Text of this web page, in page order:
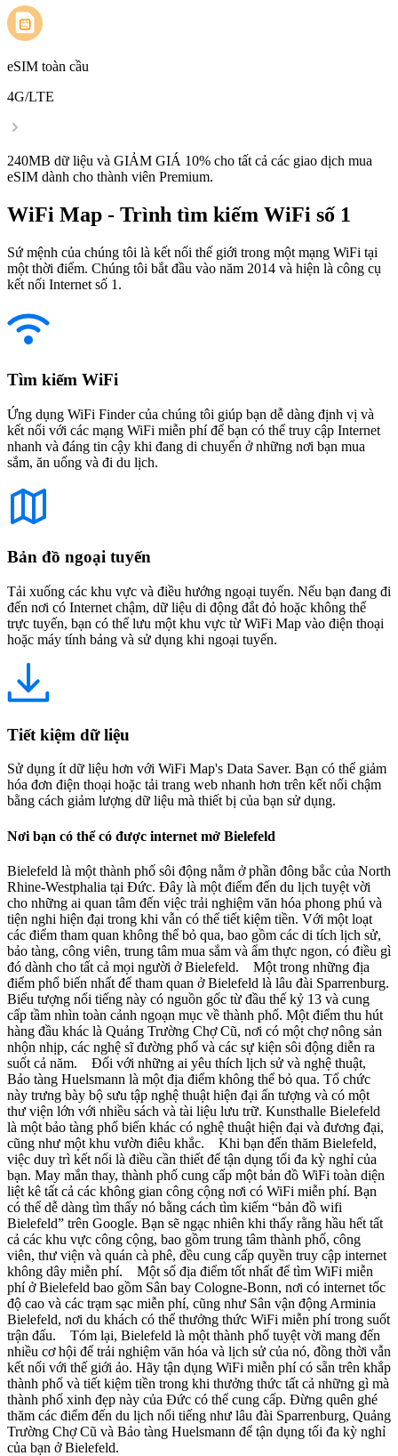
eSIM toàn cầu
4G/LTE
240MB dữ liệu và GIẢM GIÁ 10% cho tất cả các giao dịch mua
eSIM dành cho thành viên Premium.
WiFi Map - Trình tìm kiếm WiFi số 1
Sứ mệnh của chúng tôi là kết nối thế giới trong một mạng WiFi tại
một thời điểm. Chúng tôi bắt đầu vào năm 2014 và hiện là công cụ
kết nối Internet số 1.
Tìm kiếm WiFi
Ứng dụng WiFi Finder của chúng tôi giúp bạn dễ dàng định vị và
kết nối với các mạng WiFi miễn phí để bạn có thể truy cập Internet
nhanh và đáng tin cậy khi đang di chuyển ở những nơi bạn mua
sắm, ăn uống và đi du lịch.
Bản đồ ngoại tuyến
Tải xuống các khu vực và điều hướng ngoại tuyến. Nếu bạn đang đi
đến nơi có Internet chậm, dữ liệu di động đắt đỏ hoặc không thể
trực tuyến, bạn có thể lưu một khu vực từ WiFi Map vào điện thoại
hoặc máy tính bảng và sử dụng khi ngoại tuyến.
Tiết kiệm dữ liệu
Sử dụng ít dữ liệu hơn với WiFi Map's Data Saver. Bạn có thể giảm
hóa đơn điện thoại hoặc tải trang web nhanh hơn trên kết nối chậm
bằng cách giảm lượng dữ liệu mà thiết bị của bạn sử dụng.
Nơi bạn có thể có được internet mở Bielefeld
Bielefeld là một thành phố sôi động nằm ở phần đông bắc của North
Rhine-Westphalia tại Đức. Đây là một điểm đến du lịch tuyệt vời
cho những ai quan tâm đến việc trải nghiệm văn hóa phong phú và
tiện nghi hiện đại trong khi vẫn có thể tiết kiệm tiền. Với một loạt
các điểm tham quan không thể bỏ qua, bao gồm các di tích lịch sử,
bảo tàng, công viên, trung tâm mua sắm và ẩm thực ngon, có điều gì
đó dành cho tất cả mọi người ở Bielefeld. Một trong những địa
điểm phổ biến nhất để tham quan ở Bielefeld là lâu đài Sparrenburg.
Biểu tượng nổi tiếng này có nguồn gốc từ đầu thế kỷ 13 và cung
cấp tầm nhìn toàn cảnh ngoạn mục về thành phố. Một điểm thu hút
hàng đầu khác là Quảng Trường Chợ Cũ, nơi có một chợ nông sản
nhộn nhịp, các nghệ sĩ đường phố và các sự kiện sôi động diễn ra
suốt cả năm. Đối với những ai yêu thích lịch sử và nghệ thuật,
Bảo tàng Huelsmann là một địa điểm không thể bỏ qua. Tổ chức
này trưng bày bộ sưu tập nghệ thuật hiện đại ấn tượng và có một
thư viện lớn với nhiều sách và tài liệu lưu trữ. Kunsthalle Bielefeld
là một bảo tàng phổ biến khác có nghệ thuật hiện đại và đương đại,
cũng như một khu vườn điêu khắc. Khi bạn đến thăm Bielefeld,
việc duy trì kết nối là điều cần thiết để tận dụng tối đa kỳ nghỉ của
bạn. May mắn thay, thành phố cung cấp một bản đồ WiFi toàn diện
liệt kê tất cả các không gian công cộng nơi có WiFi miễn phí. Bạn
có thể dễ dàng tìm thấy nó bằng cách tìm kiếm “bản đồ wifi
Bielefeld” trên Google. Bạn sẽ ngạc nhiên khi thấy rằng hầu hết tất
cả các khu vực công cộng, bao gồm trung tâm thành phố, công
viên, thư viện và quán cà phê, đều cung cấp quyền truy cập internet
không dây miễn phí. Một số địa điểm tốt nhất để tìm WiFi miễn
phí ở Bielefeld bao gồm Sân bay Cologne-Bonn, nơi có internet tốc
độ cao và các trạm sạc miễn phí, cũng như Sân vận động Arminia
Bielefeld, nơi du khách có thể thưởng thức WiFi miễn phí trong suốt
trận đấu. Tóm lại, Bielefeld là một thành phố tuyệt vời mang đến
nhiều cơ hội để trải nghiệm văn hóa và lịch sử của nó, đồng thời vẫn
kết nối với thế giới ảo. Hãy tận dụng WiFi miễn phí có sẵn trên khắp
thành phố và tiết kiệm tiền trong khi thưởng thức tất cả những gì mà
thành phố xinh đẹp này của Đức có thể cung cấp. Đừng quên ghé
thăm các điểm đến du lịch nổi tiếng như lâu đài Sparrenburg, Quảng
Trường Chợ Cũ và Bảo tàng Huelsmann để tận dụng tối đa kỳ nghỉ
của bạn ở Bielefeld.